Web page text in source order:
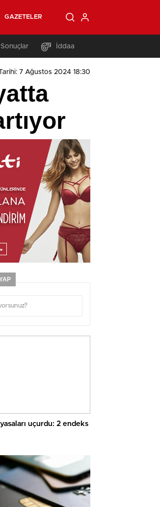
GAZETELER
Sonuçlar İddaa
7 Ağustos 2024 18:30
uçurdu: 2 endeks